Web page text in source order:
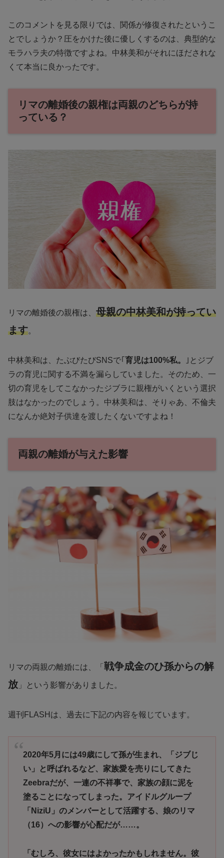
このコメントを見る限りでは、関係が修復されたというこ
とでしょうか？圧をかけた後に優しくするのは、典型的な
モラハラ夫の特徴ですよね。中林美和がそれにほだされな
くて本当に良かったです。
リマの離婚後の親権は両親のどちらが持
っている？
リマの離婚後の親権は、 母親の中林美和が持ってい
ます。
中林美和は、たぶびたびSNSで｢ 育児は100%私。
｣とジブ
ラの育児に関する不満を漏らしていました。そのため、一
切の育児をしてこなかったジブラに親権がいくという選択
肢はなかったのでしょう。中林美和は、そりゃあ、不倫夫
になんか絶対子供達を渡したくないですよね！
両親の離婚が与えた影響
リマの両親の離婚には、「 戦争成金のひ孫からの解
放 」という影響がありました。
週刊FLASHは、過去に下記の内容を報じています。
2020年5月には49歳にして孫が生まれ、「ジブじ
い」と呼ばれるなど、家族愛を売りにしてきた
Zeebraだが、一連の不祥事で、家族の顔に泥を
塗ることになってしまった。アイドルグループ
「NiziU」のメンバーとして活躍する、娘のリマ
（16）への影響が心配だが……。
「むしろ、彼女にはよかったかもしれません。彼